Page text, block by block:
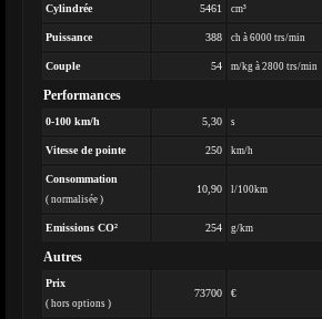
Cylindrée 5461 cm³
Puissance 388 ch à 6000 trs/min
Couple 54 m/kg à 2800 trs/min
Performances
0-100 km/h 5,30 s
Vitesse de pointe 250 km/h
Consommation
( normalisée )
10,90 l/100km
Emissions CO² 254 g/km
Autres
Prix
( hors options )
73700 €